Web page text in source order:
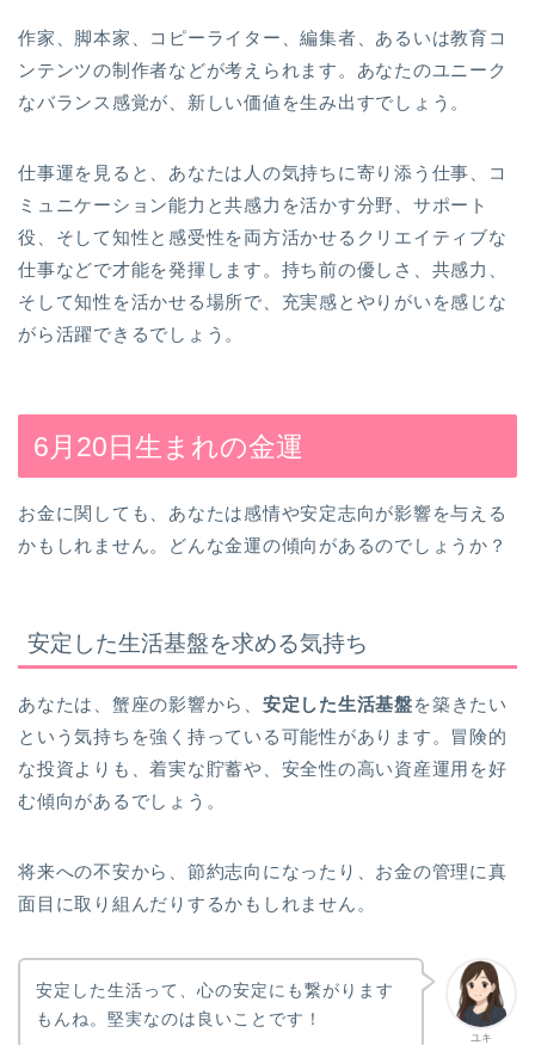
作家、脚本家、コピーライター、編集者、あるいは教育コ
ンテンツの制作者などが考えられます。あなたのユニーク
なバランス感覚が、新しい価値を生み出すでしょう。
仕事運を見ると、あなたは人の気持ちに寄り添う仕事、コ
ミュニケーション能力と共感力を活かす分野、サポート
役、そして知性と感受性を両方活かせるクリエイティブな
仕事などで才能を発揮します。持ち前の優しさ、共感力、
そして知性を活かせる場所で、充実感とやりがいを感じな
がら活躍できるでしょう。
6月20日生まれの金運
お金に関しても、あなたは感情や安定志向が影響を与える
かもしれません。どんな金運の傾向があるのでしょうか？
安定した生活基盤を求める気持ち
あなたは、蟹座の影響から、 安定した生活基盤を築きたい
という気持ちを強く持っている可能性があります。冒険的
な投資よりも、着実な貯蓄や、安全性の高い資産運用を好
む傾向があるでしょう。
将来への不安から、節約志向になったり、お金の管理に真
面目に取り組んだりするかもしれません。
ユキ
安定した生活って、心の安定にも繋がります
もんね。堅実なのは良いことです！